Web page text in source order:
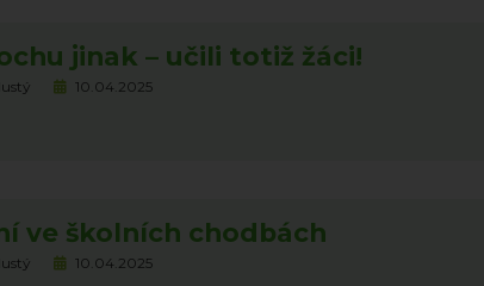
jinak – učili totiž žáci!
10.04.2025
ve školních chodbách
10.04.2025